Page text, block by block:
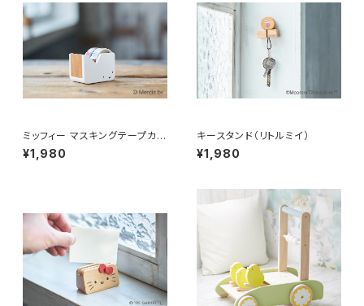
ミッフィー マスキングテープカッ
ター
¥1,980
キースタンド（リトルミイ）
¥1,980